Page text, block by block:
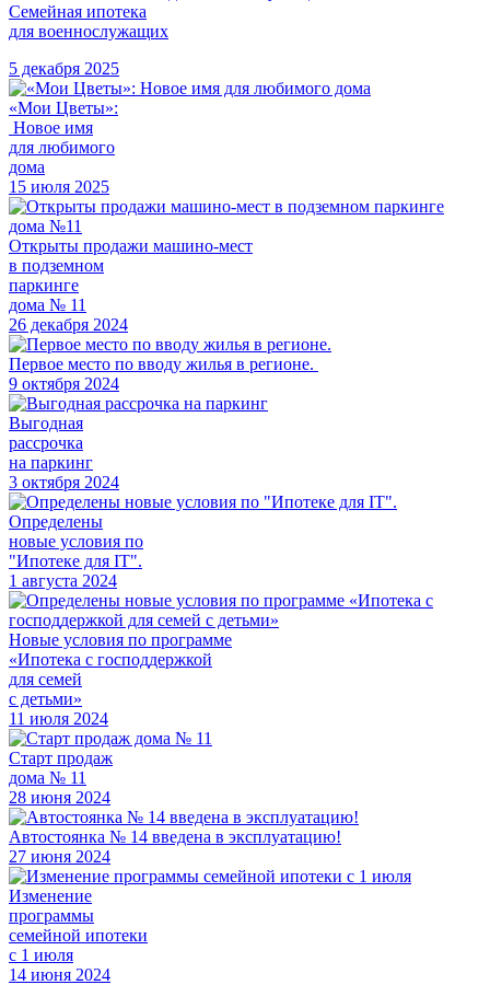
Семейная ипотека
для военнослужащих
5 декабря 2025
«Мои Цветы»:
Новое имя
для любимого
дома
15 июля 2025
Открыты продажи машино-мест
в подземном
паркинге
дома № 11
26 декабря 2024
Первое место по вводу жилья в регионе.
9 октября 2024
Выгодная
рассрочка
на паркинг
3 октября 2024
Определены
новые условия по
"Ипотеке для IT".
1 августа 2024
Новые условия по программе
«Ипотека с господдержкой
для семей
с детьми»
11 июля 2024
Старт продаж
дома № 11
28 июня 2024
Автостоянка № 14 введена в эксплуатацию!
27 июня 2024
Изменение
программы
семейной ипотеки
с 1 июля
14 июня 2024